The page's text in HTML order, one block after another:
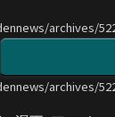
archives/
archives/